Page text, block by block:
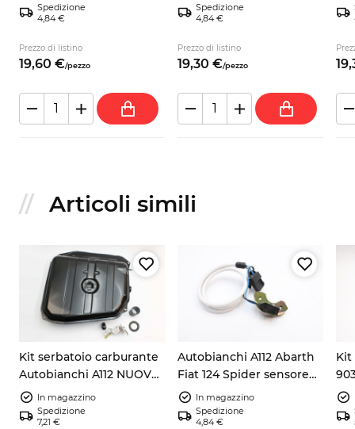
Spedizione
4,84 €
Prezzo di listino
19,60 €/pezzo
Spedizione
4,84 €
Prezzo di listino
19,30 €/pezzo 19,
Articoli simili
Kit serbatoio carburante
Autobianchi A112 NUOVO
+ galleggiante +
guarnizione + tubo
In magazzino
Spedizione
7,21 €
Autobianchi A112 Abarth
Fiat 124 Spider sensore
pick up accensione
9937730
In magazzino
Spedizione
4,84 €
Kit